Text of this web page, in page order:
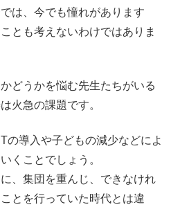
は、今でも憧れがあります
とも考えないわけではありま
どうかを悩む先生たちがいる
火急の課題です。
の導入や子どもの減少などによ
くことでしょう。
、集団を重んじ、できなけれ
とを行っていた時代とは違